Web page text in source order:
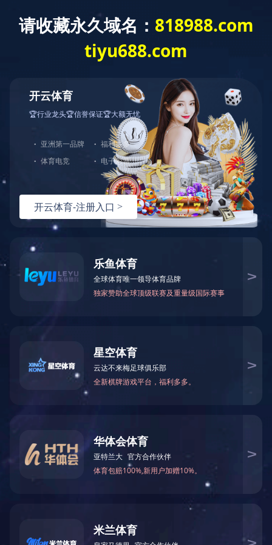
CASE
案例展示
案例展示
案例展示
版权所有 2020 开云手机官方版登录入口沪ICP备11014599号 沪公